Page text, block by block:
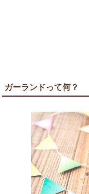
ガーランドって何？